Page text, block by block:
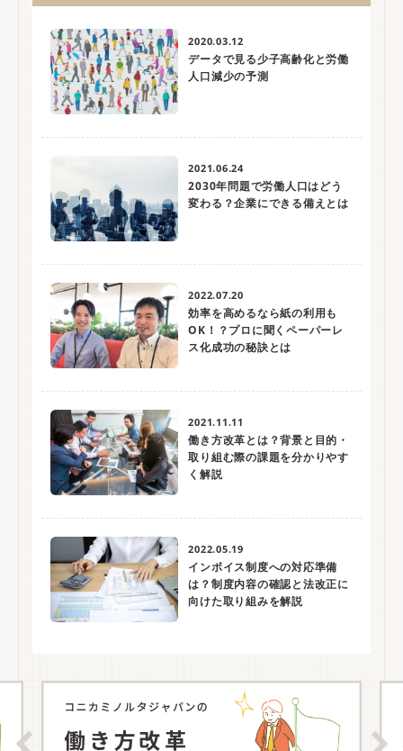
2020.03.12
データで見る少子高齢化と労働
人口減少の予測
2021.06.24
2030年問題で労働人口はどう
変わる？企業にできる備えとは
2022.07.20
効率を高めるなら紙の利用も
OK！？プロに聞くペーパーレ
ス化成功の秘訣とは
2021.11.11
働き方改革とは？背景と目的・
取り組む際の課題を分かりやす
く解説
2022.05.19
インボイス制度への対応準備
は？制度内容の確認と法改正に
向けた取り組みを解説